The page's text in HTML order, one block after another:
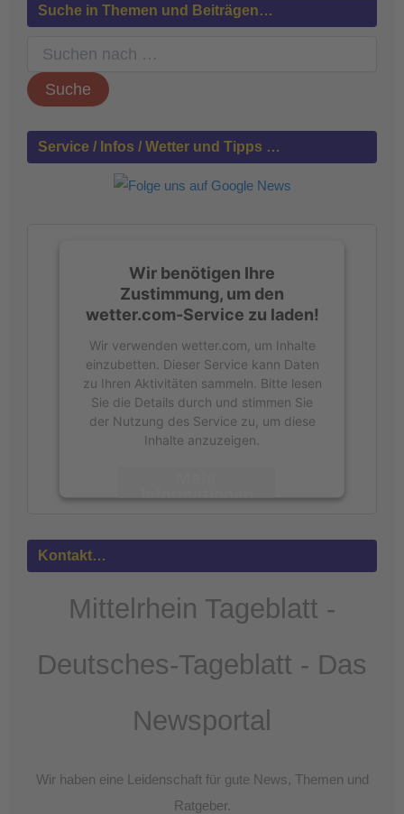
Suche in Themen und Beiträgen…
c
h
n
Service / Infos / Wetter und Tipps …
Wir benötigen Ihre
Zustimmung, um den
wetter.com-Service zu laden!
Wir verwenden wetter.com, um Inhalte
einzubetten. Dieser Service kann Daten
zu Ihren Aktivitäten sammeln. Bitte lesen
Sie die Details durch und stimmen Sie
der Nutzung des Service zu, um diese
Inhalte anzuzeigen.
Informationen
powered by
Kontakt…
Mittelrhein Tageblatt -
Deutsches-Tageblatt - Das
Newsportal
Wir haben eine Leidenschaft für gute News, Themen und
Ratgeber.